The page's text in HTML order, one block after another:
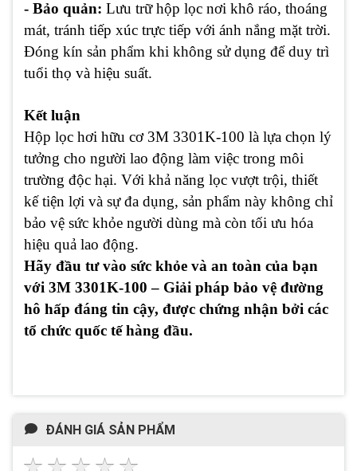
- Bảo quản: Lưu trữ hộp lọc nơi khô ráo, thoáng
mát, tránh tiếp xúc trực tiếp với ánh nắng mặt trời.
Đóng kín sản phẩm khi không sử dụng để duy trì
tuổi thọ và hiệu suất.
Kết luận
Hộp lọc hơi hữu cơ 3M 3301K-100 là lựa chọn lý
tưởng cho người lao động làm việc trong môi
trường độc hại. Với khả năng lọc vượt trội, thiết
kế tiện lợi và sự đa dụng, sản phẩm này không chỉ
bảo vệ sức khỏe người dùng mà còn tối ưu hóa
hiệu quả lao động.
Hãy đầu tư vào sức khỏe và an toàn của bạn
với 3M 3301K-100 – Giải pháp bảo vệ đường
hô hấp đáng tin cậy, được chứng nhận bởi các
tổ chức quốc tế hàng đầu.
ĐÁNH GIÁ SẢN PHẨM